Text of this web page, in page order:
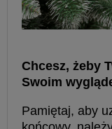
Chcesz, żeby
Swoim
Pamiętaj, aby